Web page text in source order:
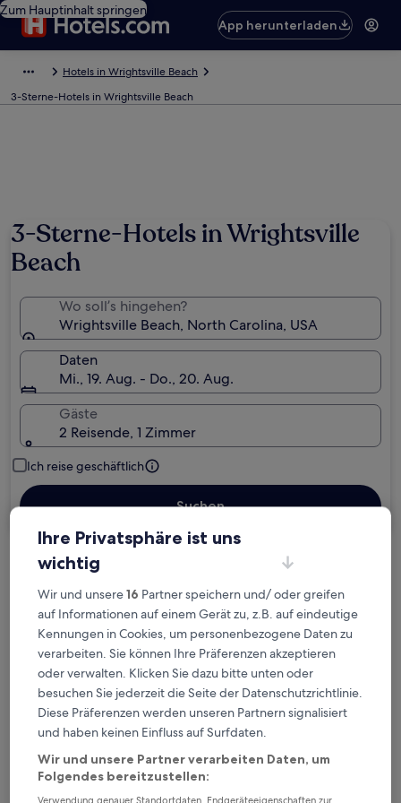
Zum Hauptinhalt springen
App herunterladen
Hotels in Wrightsville Beach
3-Sterne-Hotels in Wrightsville Beach
3-Sterne-Hotels in Wrightsville
Beach
Wo soll’s hingehen?
Wrightsville Beach, North Carolina, USA
Daten
Mi., 19. Aug. - Do., 20. Aug.
Gäste
2 Reisende, 1 Zimmer
Ich reise geschäftlich
Suchen
Kostenlose Stornierung bei
Planänderungen
Verdiene Prämien für jede
wahrgenommene Übernachtung
Mehr sparen mit Preisen für Mitglieder
Überprüfe die Preise für diese Daten
Ihre Privatsphäre ist uns
wichtig
Wir und unsere16 Partner speichern und/ oder greifen
auf Informationen auf einem Gerät zu, z.B. auf eindeutige
Kennungen in Cookies, um personenbezogene Daten zu
verarbeiten. Sie können Ihre Präferenzen akzeptieren
oder verwalten. Klicken Sie dazu bitte unten oder
besuchen Sie jederzeit die Seite der Datenschutzrichtlinie.
Diese Präferenzen werden unseren Partnern signalisiert
und haben keinen Einfluss auf Surfdaten.
Wir und unsere Partner verarbeiten Daten, um
Folgendes bereitzustellen: